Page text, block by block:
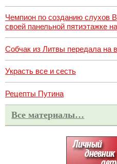
Чемпион по созданию слухов
своей панельной пятиэтажке
Собчак из Литвы передала на
Украсть все и сесть
Рецепты Путина
Все материалы…